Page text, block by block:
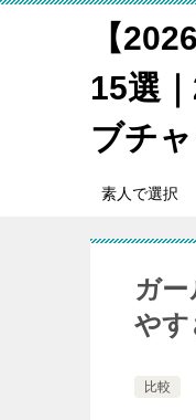
【
15選
ブチ
素人で選択
ガ
やす
比較